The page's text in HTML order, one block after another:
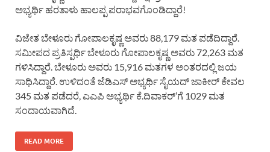
ಅಭ್ಯರ್ಥಿ ಹರತಾಳು ಹಾಲಪ್ಪ ಪರಾಭವಗೊಂಡಿದ್ದಾರೆ!
ವಿಜೇತ ಬೇಳೂರು ಗೋಪಾಲಕೃಷ್ಣ ಅವರು 88,179 ಮತ ಪಡೆದಿದ್ದಾರೆ.
ಸಮೀಪದ ಪ್ರತಿಸ್ಪರ್ಧಿ ಬೇಳೂರು ಗೋಪಾಲಕೃಷ್ಣ ಅವರು 72,263 ಮತ
ಗಳಿಸಿದ್ದಾರೆ. ಬೇಳೂರು ಅವರು 15,916 ಮತಗಳ ಅಂತರದಲ್ಲಿ ಜಯ
ಸಾಧಿಸಿದ್ದಾರೆ. ಉಳಿದಂತೆ ಜೆಡಿಎಸ್ ಅಭ್ಯರ್ಥಿ ಸೈಯದ್ ಜಾಕೀರ್ ಕೇವಲ
345 ಮತ ಪಡೆದರೆ, ಎಎಪಿ ಅಭ್ಯರ್ಥಿ ಕೆ.ದಿವಾಕರ್’ಗೆ 1029 ಮತ
ಸಂದಾಯವಾಗಿದೆ.
READ MORE